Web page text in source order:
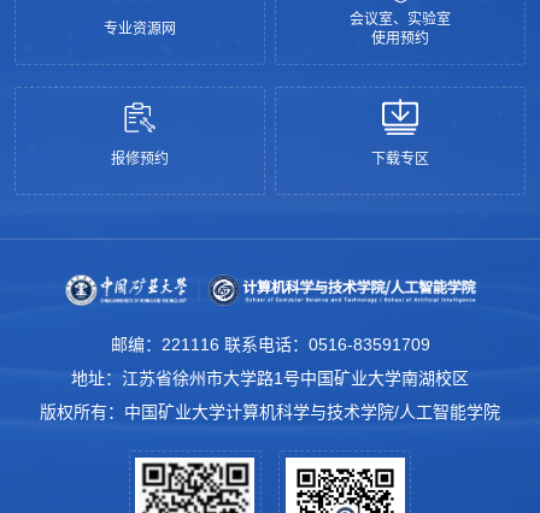
专业资源网
会议室、实验室
使用预约
报修预约 下载专区
邮编：221116 联系电话：0516-83591709
地址：江苏省徐州市大学路1号中国矿业大学南湖校区
版权所有：中国矿业大学计算机科学与技术学院/人工智能学院